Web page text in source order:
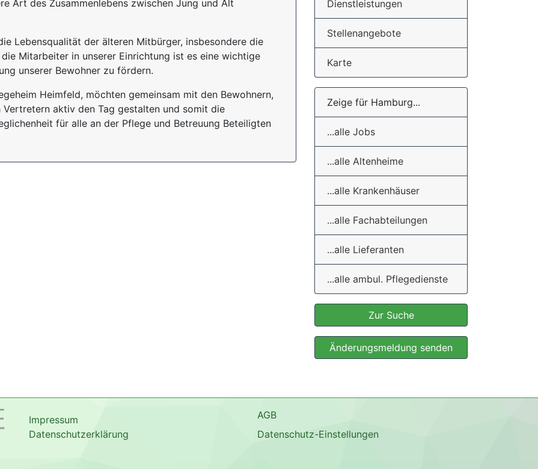
Art des Zusammenlebens zwischen Jung und Alt
Lebensqualität der älteren Mitbürger, insbesondere die
Mitarbeiter in unserer Einrichtung ist es eine wichtige
unserer Bewohner zu fördern.
Heimfeld, möchten gemeinsam mit den Bewohnern,
aktiv den Tag gestalten und somit die
für alle an der Pflege und Betreuung Beteiligten
Dienstleistungen
Stellenangebote
Karte
Zeige für Hamburg...
...alle Jobs
...alle Altenheime
...alle Krankenhäuser
...alle Fachabteilungen
...alle Lieferanten
...alle ambul. Pflegedienste
Zur Suche
Änderungsmeldung senden
Impressum
Datenschutzerklärung
AGB
Datenschutz-Einstellungen